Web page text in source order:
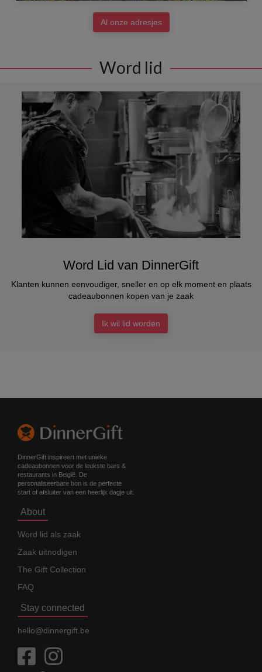
Al onze adresjes
Word lid
Word Lid van DinnerGift
Klanten kunnen eenvoudiger, sneller en op elk moment en plaats
cadeaubonnen kopen van je zaak
Ik wil lid worden
DinnerGift inspireert met unieke
cadeaubonnen voor de leukste bars &
restaurants in België. De
personaliseerbare bon is de perfecte
start of afsluiter van een heerlijk dagje uit.
About
Word lid als zaak
Zaak uitnodigen
The Gift Collection
FAQ
Stay connected
hello@dinnergift.be